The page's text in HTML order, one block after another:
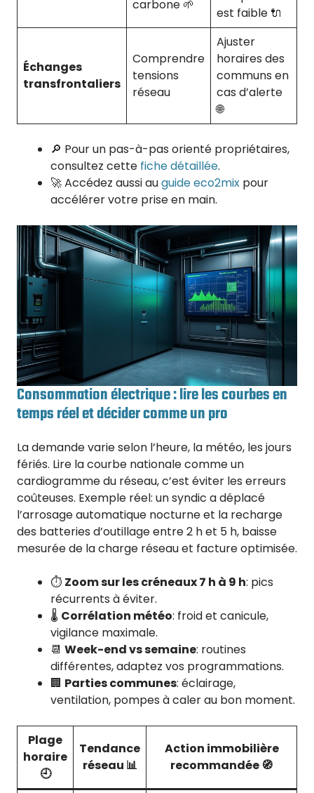
carbone 🌱
est faible 🔌
Échanges
transfrontaliers
Comprendre
tensions
réseau
Ajuster
horaires des
communs en
cas d’alerte
🌐
🔎 Pour un pas-à-pas orienté propriétaires,
consultez cette fiche détaillée.
🚀 Accédez aussi auguide eco2mix pour
accélérer votre prise en main.
Consommation électrique : lire les courbes en
temps réel et décider comme un pro
La demande varie selon l’heure, la météo, les jours
fériés. Lire la courbe nationale comme un
cardiogramme du réseau, c’est éviter les erreurs
coûteuses. Exemple réel: un syndic a déplacé
l’arrosage automatique nocturne et la recharge
des batteries d’outillage entre 2 h et 5 h, baisse
mesurée de la charge réseau et facture optimisée.
⏱️ Zoom sur les créneaux 7 h à 9 h: pics
récurrents à éviter.
🌡️ Corrélation météo: froid et canicule,
vigilance maximale.
📆 Week-end vs semaine: routines
différentes, adaptez vos programmations.
🏢 Parties communes: éclairage,
ventilation, pompes à caler au bon moment.
Plage
horaire
🕘
Tendance
réseau 📊
Action immobilière
recommandée 🧭